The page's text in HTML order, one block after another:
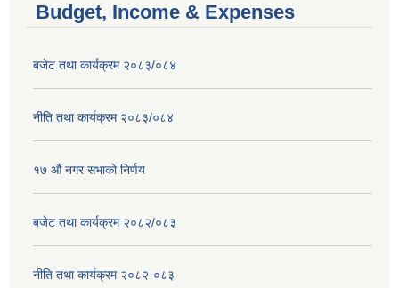
Budget, Income & Expenses
बजेट तथा कार्यक्रम २०८३/०८४
नीति तथा कार्यक्रम २०८३/०८४
१७ ‌‍औं नगर सभाकाे निर्णय
बजेट तथा कार्यक्रम २०८२/०८३
नीति तथा कार्यक्रम २०८२-०८३